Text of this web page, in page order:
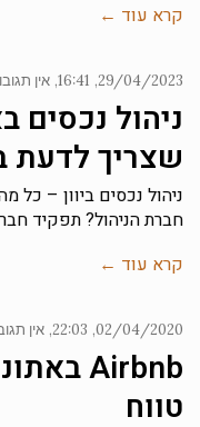
קרא עוד ←
29/04/2023
16:41 אין
ניהול נכסים
שצריך
ניהול נכסים ביוון –
חברת הניהול? תפקיד
קרא עוד ←
02/04/2020
22:03 אין
טווח